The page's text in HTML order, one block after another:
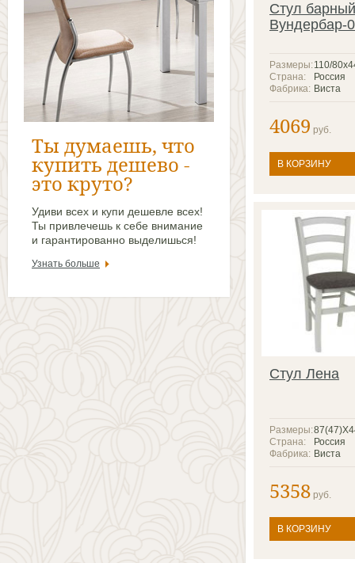
Ты думаешь, что
купить дешево -
это круто?
Удиви всех и купи дешевле всех!
Ты привлечешь к себе внимание
и гарантированно выделишься!
Узнать больше
Стул барный
Вундербар-
110/
Размеры:
Россия
Страна:
Виста
Фабрика:
4069 руб.
В КОРЗИНУ
Стул Лена
Размеры:
Россия
Страна:
Виста
Фабрика:
5358 руб.
В КОРЗИНУ